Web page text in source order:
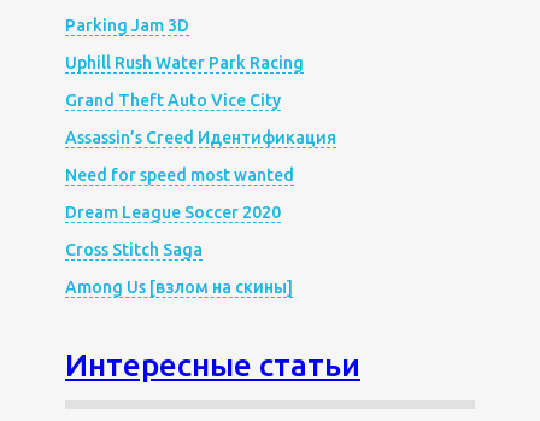
Parking Jam 3D
Uphill Rush Water Park Racing
Grand Theft Auto Vice City
Assassin’s Creed Идентификация
Need for speed most wanted
Dream League Soccer 2020
Cross Stitch Saga
Among Us [взлом на скины]
Интересные статьи